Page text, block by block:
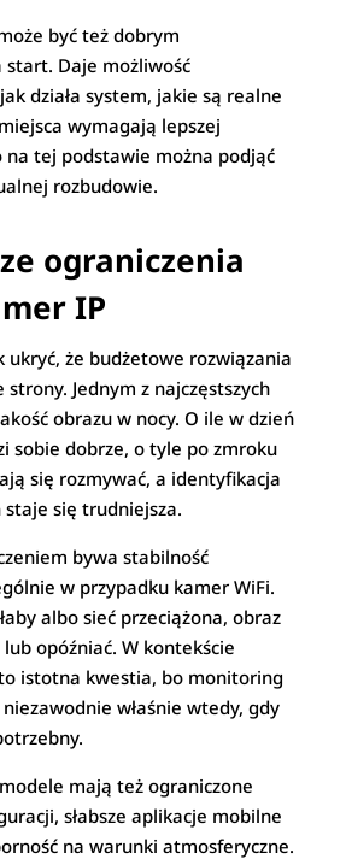
być też dobrym
start. Daje możliwość
działa system, jakie są realne
wymagają lepszej
na tej podstawie można podjąć
rozbudowie.
ograniczenia
IP
ukryć, że budżetowe rozwiązania
strony. Jednym z najczęstszych
obrazu w nocy. O ile w dzień
sobie dobrze, o tyle po zmroku
się rozmywać, a identyfikacja
staje się trudniejsza.
bywa stabilność
w przypadku kamer WiFi.
albo sieć przeciążona, obraz
opóźniać. W kontekście
istotna kwestia, bo monitoring
właśnie wtedy, gdy
mają też ograniczone
słabsze aplikacje mobilne
na warunki atmosferyczne.